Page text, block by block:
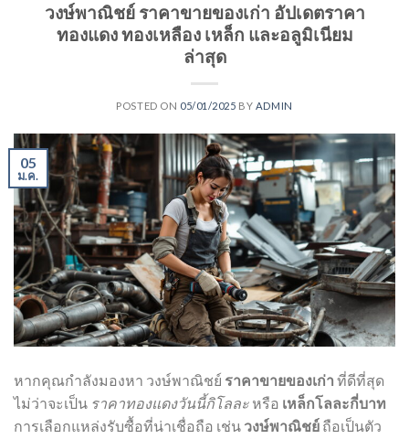
วงษ์พาณิชย์ ราคาขายของเก่า อัปเดตราคา
ทองแดง ทองเหลือง เหล็ก และอลูมิเนียม
ล่าสุด
POSTED ON 05/01/2025 BY ADMIN
05
ม.ค.
หากคุณกำลังมองหา วงษ์พาณิชย์ ราคาขายของเก่า ที่ดีที่สุด
ไม่ว่าจะเป็น ราคาทองแดงวันนี้กิโลละ หรือ เหล็กโลละกี่บาท
การเลือกแหล่งรับซื้อที่น่าเชื่อถือ เช่น วงษ์พาณิชย์ ถือเป็นตัว